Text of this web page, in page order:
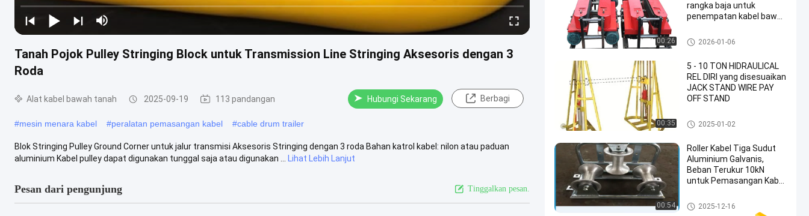
Tanah Pojok Pulley Stringing Block untuk Transmission Line Stringing Aksesoris dengan 3
Roda
Alat kabel bawah tanah 2025-09-19 113 pandangan Hubungi Sekarang Berbagi
#mesin menara kabel #peralatan pemasangan kabel #cable drum trailer
Blok Stringing Pulley Ground Corner untuk jalur transmisi Aksesoris Stringing dengan 3 roda Bahan katrol kabel: nilon atau paduan
aluminium Kabel pulley dapat digunakan tunggal saja atau digunakan ...
Lihat Lebih Lanjut
Pesan dari pengunjung Tinggalkan pesan.
00:26
rangka baja untuk
penempatan kabel bawah
Alat kabel bawah tanah
2026-01-06
00:35
5 - 10 TON HIDRAULICAL
REL DIRI yang disesuaikan
JACK STAND WIRE PAY
OFF STAND
Alat kabel bawah tanah
2025-01-02
00:54
Roller Kabel Tiga Sudut
Aluminium Galvanis,
Beban Terukur 10kN
untuk Pemasangan Kabel
Alat kabel bawah tanah
2025-12-16